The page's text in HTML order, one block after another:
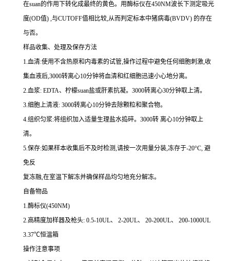
在suan的作用下转化成最终的黄色。用酶标仪在450NM波长下测定吸光
度(OD值) ,与CUTOFF值相比较,从而判定标本中猪病毒(BVDV) 的存在
与否。
样品收集、处理及保存方法
1.血清:使用不含热原和内毒素的试管,操作过程中避免任何细胞刺激,收
集血液后,3000转离心10分钟将血清和红细胞迅速小心地分离。
2.血浆: EDTA、柠檬suan盐或肝素抗凝。 3000转离心30分钟取上清。
3.细胞上清液: 3000转离心10分钟去除颗粒和聚合物。
4.组织匀浆:将组织加入适量生理盐水捣碎。 3000转 离心10分钟取上
清。
5.保存:如果样本收集后不及时检测,请按一次用量分装,冻存于-20°C, 避
免反
复冻融,在室温下解冻并确保样品均匀地充分解冻。
自备物品
1.酶标仪(450NM)
2.高精度加样器及枪头: 0.5-10UL、 2-20UL、 20-200UL、 200-1000UL
3.37℃恒温箱
操作注意事项